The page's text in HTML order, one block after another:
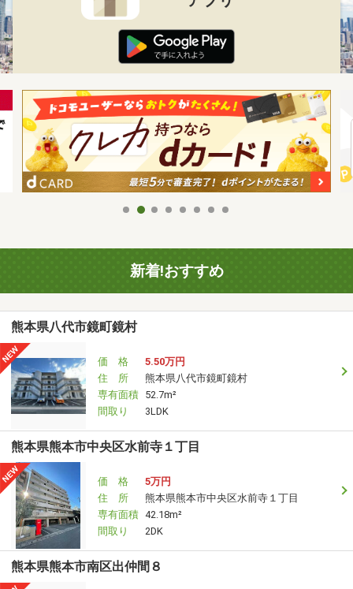
新着!おすすめ
熊本県八代市鏡町鏡村
価 格
5.50万円
住 所
熊本県八代市鏡町鏡村
専有面積 52.7m²
間取り
3LDK
熊本県熊本市中央区水前寺１丁目
価 格
5万円
住 所
熊本県熊本市中央区水前寺１丁目
専有面積 42.18m²
間取り
2DK
熊本県熊本市南区出仲間８